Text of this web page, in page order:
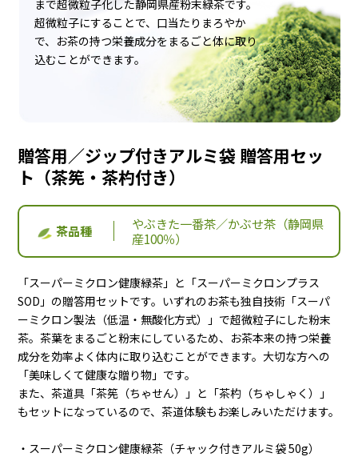
まで超微粒子化した静岡県産粉末緑茶です。
超微粒子にすることで、口当たりまろやか
で、お茶の持つ栄養成分をまるごと体に取り
込むことができます。
贈答用／ジップ付きアルミ袋 贈答用セッ
ト（茶筅・茶杓付き）
茶品種
やぶきた一番茶／かぶせ茶（静岡県
産100％）
「スーパーミクロン健康緑茶」と「スーパーミクロンプラス
SOD」の贈答用セットです。いずれのお茶も独自技術「スーパ
ーミクロン製法（低温・無酸化方式）」で超微粒子にした粉末
茶。茶葉をまるごと粉末にしているため、お茶本来の持つ栄養
成分を効率よく体内に取り込むことができます。大切な方への
「美味しくて健康な贈り物」です。
また、茶道具「茶筅（ちゃせん）」と「茶杓（ちゃしゃく）」
もセットになっているので、茶道体験もお楽しみいただけます。
・スーパーミクロン健康緑茶（チャック付きアルミ袋 50g）
なのの茶について
お買い物ガイド
商品比較 早見表
お問合せ
TEL: 0120-039604
受付時間 9:00～16:30 （土曜・日曜・祝日定休）